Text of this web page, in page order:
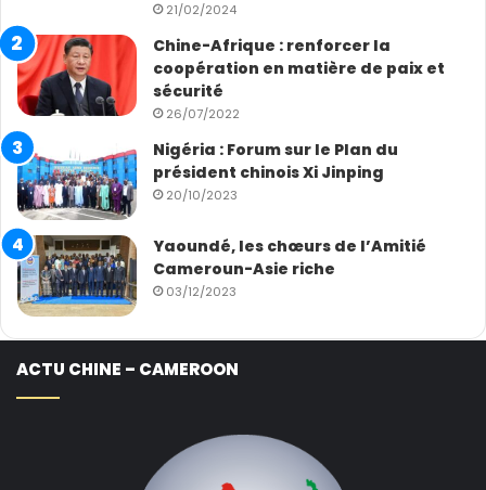
21/02/2024
Chine-Afrique : renforcer la
coopération en matière de paix et
sécurité
26/07/2022
Nigéria : Forum sur le Plan du
président chinois Xi Jinping
20/10/2023
Yaoundé, les chœurs de l’Amitié
Cameroun-Asie riche
03/12/2023
ACTU CHINE – CAMEROON